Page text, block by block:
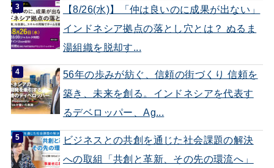
【8/26(水)】「仲は良いのに成果が出ない」
インドネシア拠点の落とし穴とは？ ぬるま
湯組織を脱却す...
56年の歩みが紡ぐ、信頼の街づくり 信頼を
築き、未来を創る。インドネシアを代表す
るデベロッパー、Ag...
ビジネスとの共創を通じた社会課題の解決
への取組「共創と革新、その先の環流へ」